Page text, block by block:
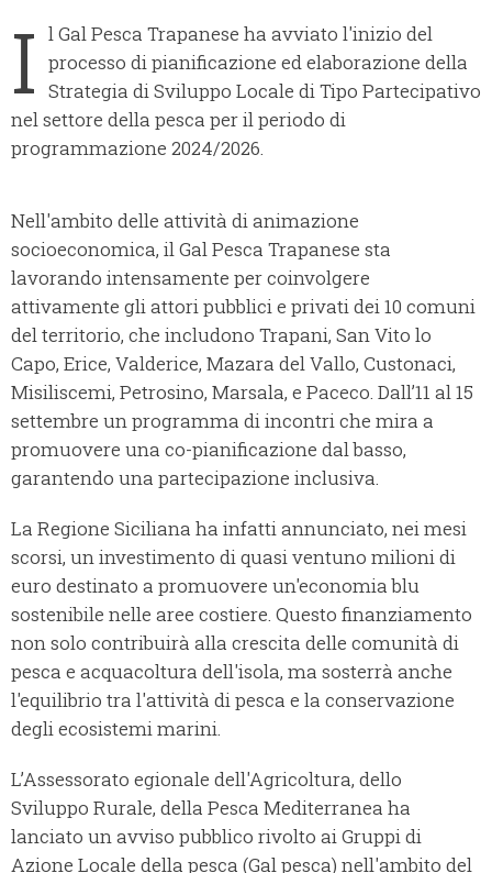
I l Gal Pesca Trapanese ha avviato l'inizio del
processo di pianificazione ed elaborazione della
Strategia di Sviluppo Locale di Tipo Partecipativo
nel settore della pesca per il periodo di
programmazione 2024/2026.
Nell'ambito delle attività di animazione
socioeconomica, il Gal Pesca Trapanese sta
lavorando intensamente per coinvolgere
attivamente gli attori pubblici e privati dei 10 comuni
del territorio, che includono Trapani, San Vito lo
Capo, Erice, Valderice, Mazara del Vallo, Custonaci,
Misiliscemi, Petrosino, Marsala, e Paceco. Dall’11 al 15
settembre un programma di incontri che mira a
promuovere una co-pianificazione dal basso,
garantendo una partecipazione inclusiva.
La Regione Siciliana ha infatti annunciato, nei mesi
scorsi, un investimento di quasi ventuno milioni di
euro destinato a promuovere un'economia blu
sostenibile nelle aree costiere. Questo finanziamento
non solo contribuirà alla crescita delle comunità di
pesca e acquacoltura dell'isola, ma sosterrà anche
l'equilibrio tra l'attività di pesca e la conservazione
degli ecosistemi marini.
L’Assessorato egionale dell'Agricoltura, dello
Sviluppo Rurale, della Pesca Mediterranea ha
lanciato un avviso pubblico rivolto ai Gruppi di
Azione Locale della pesca (Gal pesca) nell'ambito del